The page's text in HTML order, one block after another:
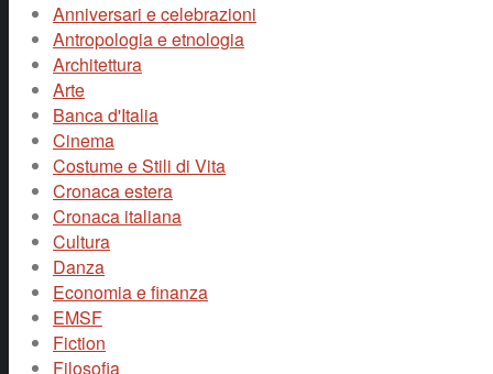
Anniversari e celebrazioni
Antropologia e etnologia
Architettura
Arte
Banca d'Italia
Cinema
Costume e Stili di Vita
Cronaca estera
Cronaca italiana
Cultura
Danza
Economia e finanza
EMSF
Fiction
Filosofia